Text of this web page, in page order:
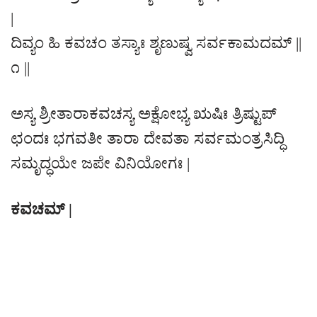
|
ದಿವ್ಯಂ ಹಿ ಕವಚಂ ತಸ್ಯಾಃ ಶೃಣುಷ್ವ ಸರ್ವಕಾಮದಮ್ ||
೧ ||
ಅಸ್ಯ ಶ್ರೀತಾರಾಕವಚಸ್ಯ ಅಕ್ಷೋಭ್ಯ ಋಷಿಃ ತ್ರಿಷ್ಟುಪ್
ಛಂದಃ ಭಗವತೀ ತಾರಾ ದೇವತಾ ಸರ್ವಮಂತ್ರಸಿದ್ಧಿ
ಸಮೃದ್ಧಯೇ ಜಪೇ ವಿನಿಯೋಗಃ |
ಕವಚಮ್ |